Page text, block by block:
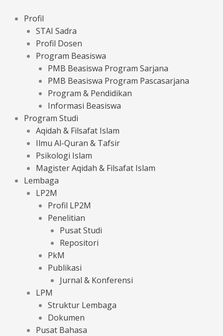
Profil
STAI Sadra
Profil Dosen
Program Beasiswa
PMB Beasiswa Program Sarjana
PMB Beasiswa Program Pascasarjana
Program & Pendidikan
Informasi Beasiswa
Program Studi
Aqidah & Filsafat Islam
Ilmu Al-Quran & Tafsir
Psikologi Islam
Magister Aqidah & Filsafat Islam
Lembaga
LP2M
Profil LP2M
Penelitian
Pusat Studi
Repositori
PkM
Publikasi
Jurnal & Konferensi
LPM
Struktur Lembaga
Dokumen
Pusat Bahasa